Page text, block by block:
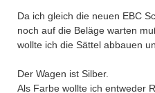
Da ich gleich die neuen EBC
noch auf die Beläge warten
wollte ich die Sättel abbauen
Der Wagen ist Silber.
Als Farbe wollte ich entweder